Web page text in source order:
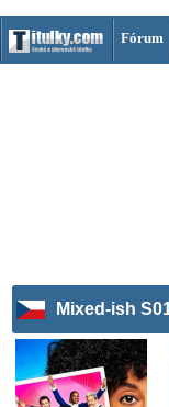
Fórum
Mixed-ish